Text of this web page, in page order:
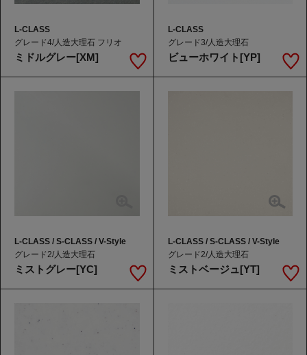
L-CLASS
グレード4/人造大理石 フリオ
ミドルグレー[XM]
L-CLASS
グレード3/人造大理石
ビューホワイト[YP]
L-CLASS / S-CLASS / V-Style
グレード2/人造大理石
ミストグレー[YC]
L-CLASS / S-CLASS / V-Style
グレード2/人造大理石
ミストベージュ[YT]